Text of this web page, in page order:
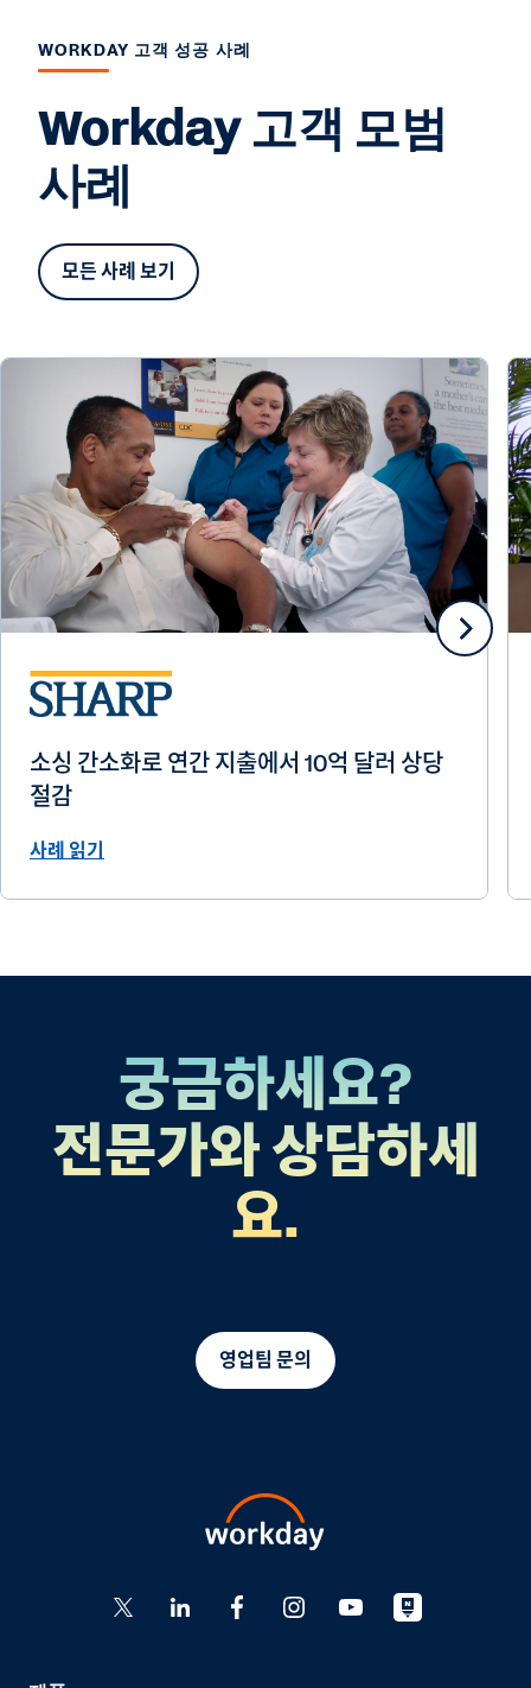
WORKDAY 고객 성공 사례
Workday 고객 모범
사례
모든 사례 보기
소싱 간소화로 연간 지출에서 10억 달러 상당
절감
사례 읽기
궁금하세요?
전문가와 상담하세
요.
영업팀 문의